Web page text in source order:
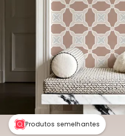
Produtos semelhantes